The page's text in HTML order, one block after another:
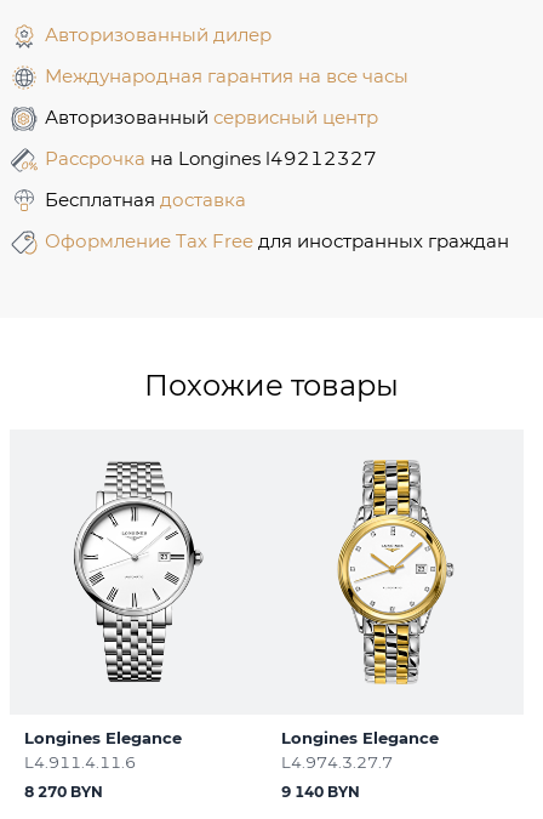
Авторизованный дилер
Международная гарантия на все часы
Авторизованный сервисный центр
Рассрочка на Longines l49212327
Бесплатная доставка
Оформление Tax Free для иностранных граждан
Похожие товары
Longines Elegance
L4.911.4.11.6
8 270 BYN
Longines Elegance
L4.974.3.27.7
9 140 BYN